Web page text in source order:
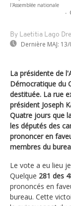
l'Assemblée nationale
-
By Laetitia Lago
Dernière MAJ:
La présidente de
Démocratique du
destituée. La rue
président Joseph
Quatre jours que
les députés des
prononcer en
membres du
Le vote a eu lieu
Quelque 281 des
prononcés en
bureau. Cette